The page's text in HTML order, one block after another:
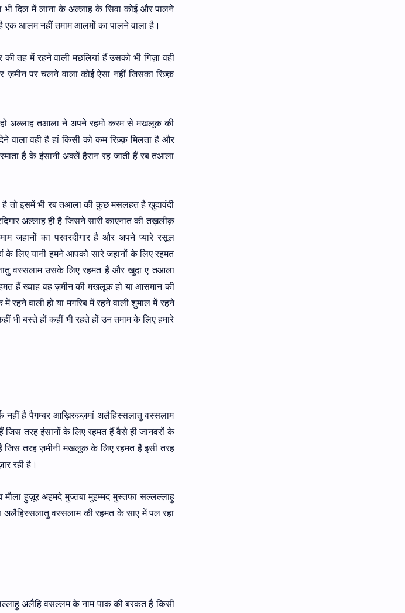
भी दिल में लाना के अल्लाह के सिवा कोई और पालने
एक आलम नहीं तमाम आलमों का पालने वाला है।
तह में रहने वाली मछलियां हैं उसको भी गिज़ा वही
पर चलने वाला कोई ऐसा नहीं जिसका रिज़्क़
हो अल्लाह तआला ने अपने रहमो करम से मखलूक की
वाला वही है हां किसी को कम रिज़्क़ मिलता है और
है के इंसानी अक्लें हैरान रह जाती हैं रब तआला
है तो इसमें भी रब तआला की कुछ मसलहत है खुदावंदी
अल्लाह ही है जिसने सारी काएनात की तख़लीक़
जहानों का परवरदीगार है और अपने प्यारे रसूल
के लिए यानी हमने आपको सारे जहानों के लिए रहमत
वस्सलाम उसके लिए रहमत हैं और खुदा ए तआला
हैं ख्वाह वह ज़मीन की मखलूक हो या आसमान की
वाली हो या मगरिब में रहने वाली शुमाल में रहने
भी बस्ते हों कहीं भी रहते हों उन तमाम के लिए हमारे
नहीं है पैगम्बर आख़िरुज़्ज़मां अलैहिस्सलातु वस्सलाम
तरह इंसानों के लिए रहमत हैं वैसे ही जानवरों के
जिस तरह ज़मीनी मखलूक के लिए रहमत हैं इसी तरह
रही है।
हुज़ूर अहमदे मुज्तबा मुहम्मद मुस्तफा सल्लल्लाहु
वस्सलाम की रहमत के साए में पल रहा
अलैहि वसल्लम के नाम पाक की बरकत है किसी